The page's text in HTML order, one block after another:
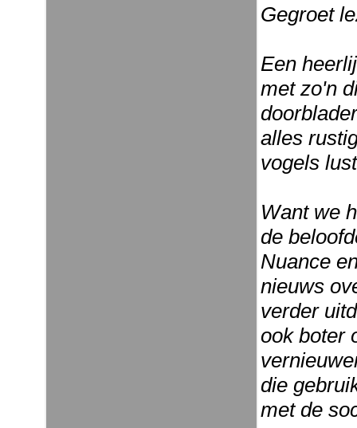
Gegroet
Een
met zo'n
alles
vogels
Want we
de
Nuance
nieuws
verder
ook boter
die
met de